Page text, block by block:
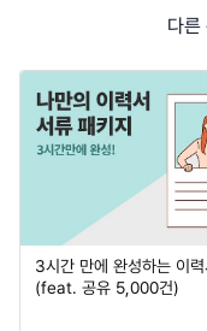
다른
3시간 만에 완성하는 이
(feat. 공유 5,000건)